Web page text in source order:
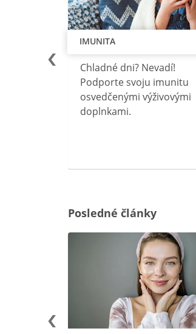
IMUNITA
Chladné dni? Nevadí!
Podporte svoju imunitu
osvedčenými výživovými
doplnkami.
Posledné články